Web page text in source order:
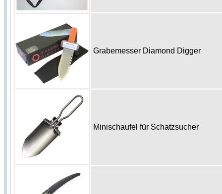
Grabemesser Diamond Digger
Minischaufel für Schatzsucher